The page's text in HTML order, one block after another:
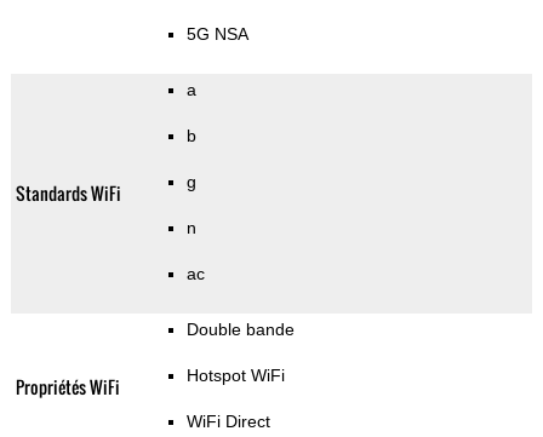
5G NSA
Standards WiFi
a
b
g
n
ac
Propriétés WiFi
Double bande
Hotspot WiFi
WiFi Direct